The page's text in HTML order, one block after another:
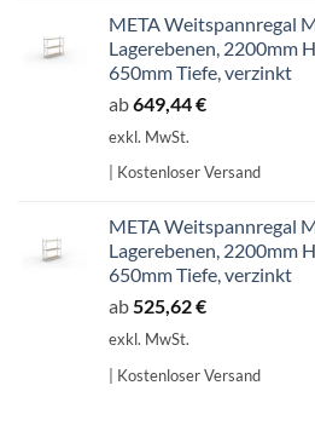
META Weitspannregal
Lagerebenen, 2200mm
650mm Tiefe, verzinkt
ab649,44€
exkl. MwSt.
| Kostenloser Versand
META Weitspannregal
Lagerebenen, 2200mm
650mm Tiefe, verzinkt
ab525,62€
exkl. MwSt.
| Kostenloser Versand